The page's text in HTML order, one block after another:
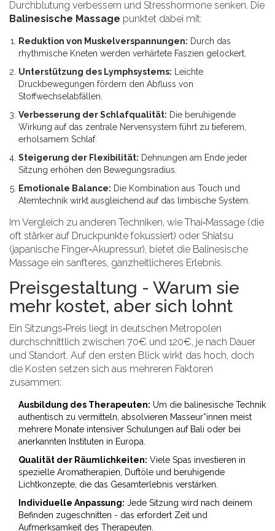
Durchblutung verbessern und Stresshormone senken. Die
Balinesische Massage punktet dabei mit:
Reduktion von Muskelverspannungen: Durch das
rhythmische Kneten werden verhärtete Faszien gelockert.
Unterstützung des Lymphsystems: Leichte
Druckbewegungen fördern den Abfluss von
Stoffwechselabfällen.
Verbesserung der Schlafqualität: Die beruhigende
Wirkung auf das zentrale Nervensystem führt zu tieferem,
erholsamem Schlaf.
Steigerung der Flexibilität: Dehnungen am Ende jeder
Sitzung erhöhen den Bewegungsradius.
Emotionale Balance: Die Kombination aus Touch und
Atemtechnik wirkt ausgleichend auf das limbische System.
Im Vergleich zu anderen Techniken, wie Thai‑Massage (die
oft stärker auf Druckpunkte fokussiert) oder Shiatsu
(japanische Finger‑Akupressur), bietet die Balinesische
Massage ein sanfteres, ganzheitlicheres Erlebnis.
Preisgestaltung - Warum sie
mehr kostet, aber sich lohnt
Ein Sitzungs‑Preis liegt in deutschen Metropolen
durchschnittlich zwischen 70€ und 120€, je nach Dauer
und Standort. Auf den ersten Blick wirkt das hoch, doch
die Kosten setzen sich aus mehreren Faktoren
zusammen:
Ausbildung des Therapeuten: Um die balinesische Technik
authentisch zu vermitteln, absolvieren Masseur*innen meist
mehrere Monate intensiver Schulungen auf Bali oder bei
anerkannten Instituten in Europa.
Qualität der Räumlichkeiten: Viele Spas investieren in
spezielle Aromatherapien, Duftöle und beruhigende
Lichtkonzepte, die das Gesamterlebnis verstärken.
Individuelle Anpassung: Jede Sitzung wird nach deinem
Befinden zugeschnitten - das erfordert Zeit und
Aufmerksamkeit des Therapeuten.